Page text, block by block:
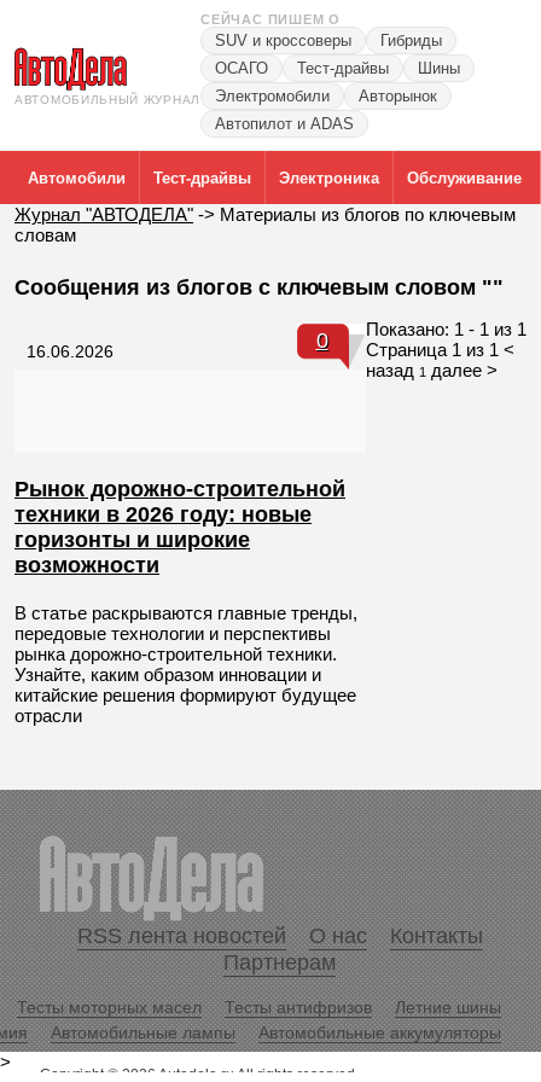
АВТОМОБИЛЬНЫЙ ЖУРНАЛ
СЕЙЧАС ПИШЕМ О
SUV и кроссоверы
Гибриды
ОСАГО
Тест-драйвы
Шины
Электромобили
Авторынок
Автопилот и ADAS
Автомобили Тест-драйвы Электроника Обслуживание
Журнал "АВТОДЕЛА" -> Материалы из блогов по ключевым
словам
Сообщения из блогов с ключевым словом ""
16.06.2026 0
Рынок дорожно-строительной
техники в 2026 году: новые
горизонты и широкие
возможности
В статье раскрываются главные тренды,
передовые технологии и перспективы
рынка дорожно-строительной техники.
Узнайте, каким образом инновации и
китайские решения формируют будущее
отрасли
Показано: 1 - 1 из 1
Страница 1 из 1 <
назад 1 далее >
RSS лента новостей О нас
Контакты
Партнерам
Тесты моторных масел Тесты антифризов
Летние шины
Автомобильные лампы Автомобильные аккумуляторы
Copyright © 2026 Autodela.ru All rights reserved.
>